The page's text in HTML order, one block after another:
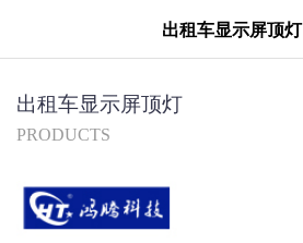
出租车显示屏顶灯
出租车显示屏顶灯
PRODUCTS